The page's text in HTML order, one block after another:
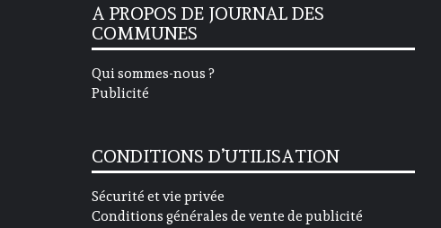
A PROPOS DE JOURNAL DES
COMMUNES
Qui sommes-nous ?
Publicité
CONDITIONS D’UTILISATION
Sécurité et vie privée
Conditions générales de vente de publicité